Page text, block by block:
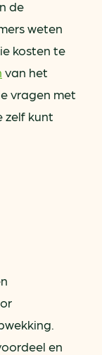
de
weten
kosten te
van het
vragen met
zelf kunt
en